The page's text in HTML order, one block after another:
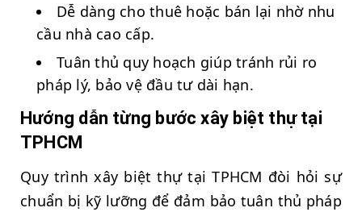
Dễ dàng cho thuê hoặc bán lại nhờ nhu
cầu nhà cao cấp.
Tuân thủ quy hoạch giúp tránh rủi ro
pháp lý, bảo vệ đầu tư dài hạn.
Hướng dẫn từng bước xây biệt thự tại
TPHCM
Quy trình xây biệt thự tại TPHCM đòi hỏi sự
chuẩn bị kỹ lưỡng để đảm bảo tuân thủ pháp